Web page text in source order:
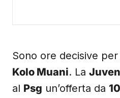
Sono ore decisive
Kolo Muani. La
al Psg un’offerta da